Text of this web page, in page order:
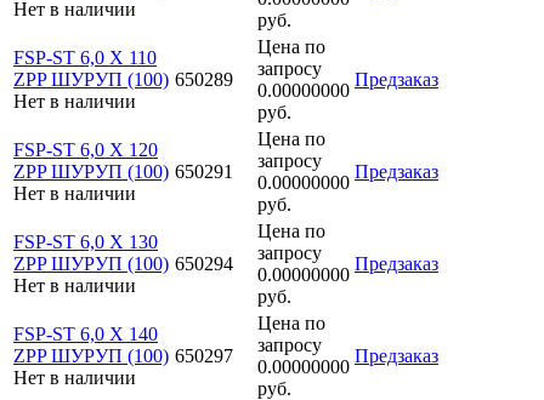
Нет в наличии
руб.
FSP-ST 6,0 X 110
ZPP ШУРУП (100)
Нет в наличии
650289
Цена по
запросу
0.00000000
руб.
Предзаказ
FSP-ST 6,0 X 120
ZPP ШУРУП (100)
Нет в наличии
650291
Цена по
запросу
0.00000000
руб.
Предзаказ
FSP-ST 6,0 X 130
ZPP ШУРУП (100)
Нет в наличии
650294
Цена по
запросу
0.00000000
руб.
Предзаказ
FSP-ST 6,0 X 140
ZPP ШУРУП (100)
Нет в наличии
650297
Цена по
запросу
0.00000000
руб.
Предзаказ